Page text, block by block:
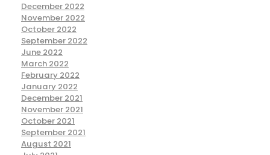
December 2022
November 2022
October 2022
September 2022
June 2022
March 2022
February 2022
January 2022
December 2021
November 2021
October 2021
September 2021
August 2021